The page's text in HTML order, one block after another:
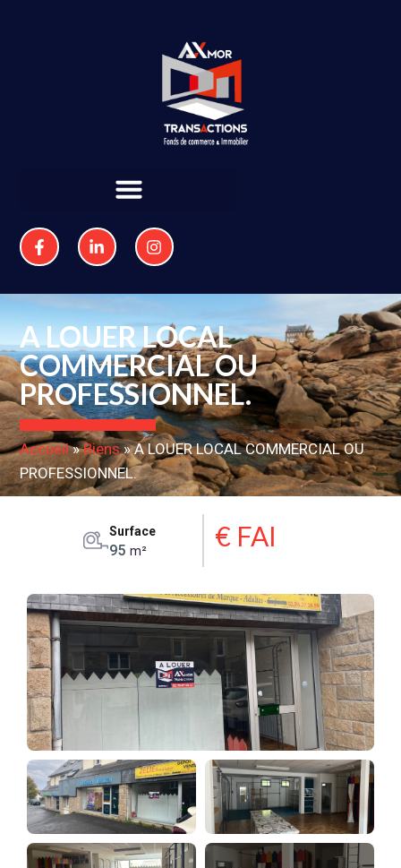
A LOUER LOCAL
COMMERCIAL OU
PROFESSIONNEL.
Accueil»Biens»A LOUER LOCAL COMMERCIAL OU
PROFESSIONNEL.
Surface
95 m² € FAI